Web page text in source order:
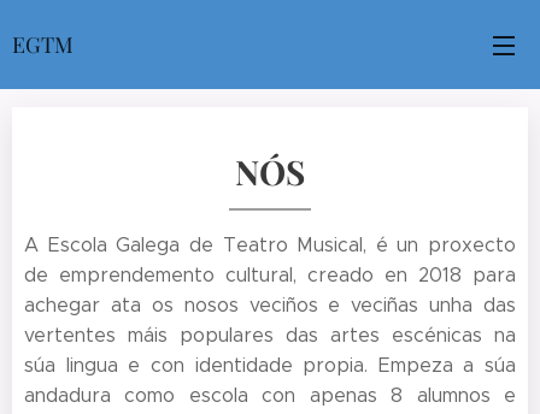
EGTM
NÓS
A Escola Galega de Teatro Musical, é un proxecto
de emprendemento cultural, creado en 2018 para
achegar ata os nosos veciños e veciñas unha das
vertentes máis populares das artes escénicas na
súa lingua e con identidade propia. Empeza a súa
andadura como escola con apenas 8 alumnos e